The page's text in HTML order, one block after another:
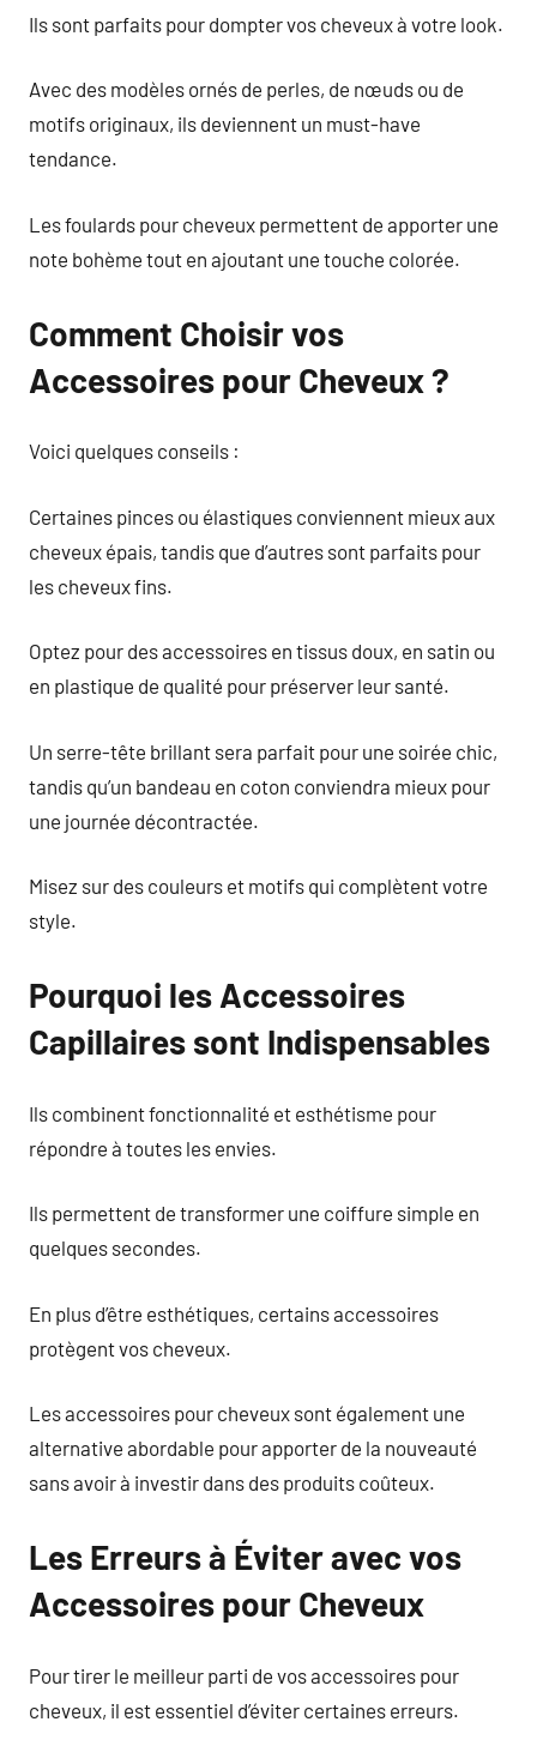
Ils sont parfaits pour dompter vos cheveux à votre look.
Avec des modèles ornés de perles, de nœuds ou de
motifs originaux, ils deviennent un must-have
tendance.
Les foulards pour cheveux permettent de apporter une
note bohème tout en ajoutant une touche colorée.
Comment Choisir vos
Accessoires pour Cheveux ?
Voici quelques conseils :
Certaines pinces ou élastiques conviennent mieux aux
cheveux épais, tandis que d’autres sont parfaits pour
les cheveux fins.
Optez pour des accessoires en tissus doux, en satin ou
en plastique de qualité pour préserver leur santé.
Un serre-tête brillant sera parfait pour une soirée chic,
tandis qu’un bandeau en coton conviendra mieux pour
une journée décontractée.
Misez sur des couleurs et motifs qui complètent votre
style.
Pourquoi les Accessoires
Capillaires sont Indispensables
Ils combinent fonctionnalité et esthétisme pour
répondre à toutes les envies.
Ils permettent de transformer une coiffure simple en
quelques secondes.
En plus d’être esthétiques, certains accessoires
protègent vos cheveux.
Les accessoires pour cheveux sont également une
alternative abordable pour apporter de la nouveauté
sans avoir à investir dans des produits coûteux.
Les Erreurs à Éviter avec vos
Accessoires pour Cheveux
Pour tirer le meilleur parti de vos accessoires pour
cheveux, il est essentiel d’éviter certaines erreurs.